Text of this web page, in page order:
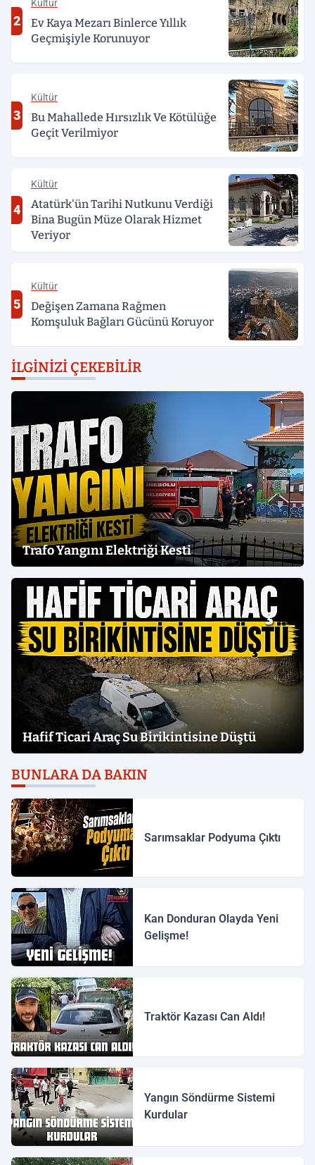
2
Kültür
Ev Kaya Mezarı Binlerce Yıllık
Geçmişiyle Korunuyor
3
Kültür
Bu Mahallede Hırsızlık Ve Kötülüğe
Geçit Verilmiyor
4
Kültür
Atatürk'ün Tarihi Nutkunu Verdiği
Bina Bugün Müze Olarak Hizmet
Veriyor
5
Kültür
Değişen Zamana Rağmen
Komşuluk Bağları Gücünü Koruyor
İLGINIZI ÇEKEBILIR
Trafo Yangını Elektriği Kesti
Hafif Ticari Araç Su Birikintisine Düştü
BUNLARA DA BAKIN
Sarımsaklar Podyuma Çıktı
Kan Donduran Olayda Yeni
Gelişme!
Traktör Kazası Can Aldı!
Yangın Söndürme Sistemi
Kurdular